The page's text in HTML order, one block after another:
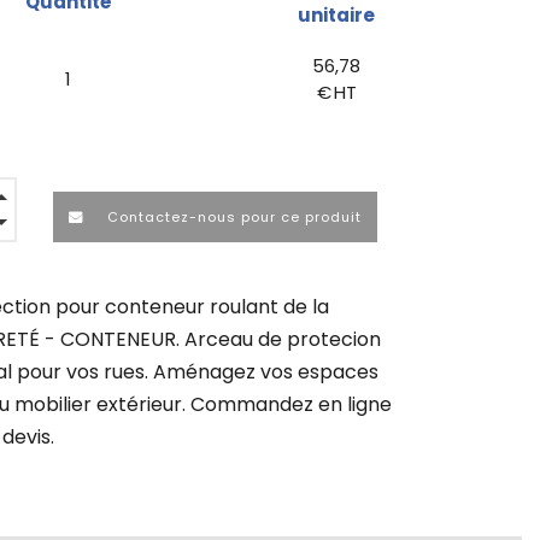
unitaire
1
56,78
€ HT
Contactez-nous pour ce produit
pour conteneur roulant de la
- CONTENEUR. Arceau de protecion
pour vos rues. Aménagez vos espaces
mobilier extérieur. Commandez en ligne